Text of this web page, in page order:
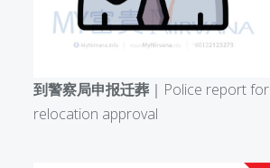
到警察局申报迁葬 ｜Police report for
relocation approval